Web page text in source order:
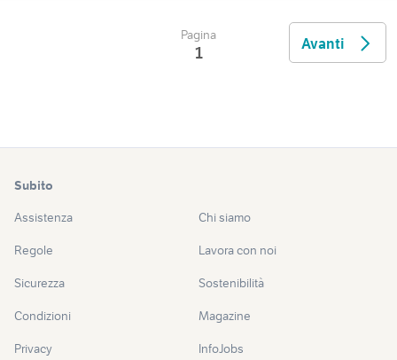
Pagina
1 Avanti
Subito
Assistenza
Regole
Sicurezza
Condizioni
Privacy
Chi siamo
Lavora con noi
Sostenibilità
Magazine
InfoJobs